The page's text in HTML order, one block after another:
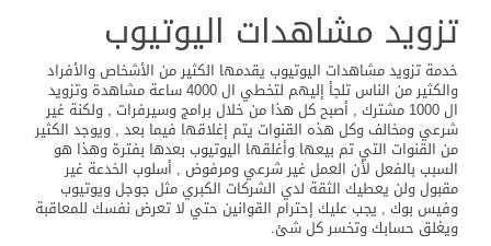
تزويد مشاهدات اليوتيوب
خدمة تزويد مشاهدات اليوتيوب يقدمها الكثير من الأشخاص والأفراد
والكثير من الناس تلجأ إليهم لتخطي ال 4000 ساعة مشاهدة وتزويد
ال 1000 مشترك , أصبح كل هذا من خلال برامج وسيرفرات , ولكنة غير
شرعي ومخالف وكل هذه القنوات يتم إغلاقها فيما بعد , ويوجد الكثير
من القنوات التي تم بيعها وأغلقها اليوتيوب بعدها بفترة وهذا هو
السبب بالفعل لأن العمل غير شرعي ومرفوض , أسلوب الخدعة غير
مقبول ولن يعطيك الثقة لدي الشركات الكبري مثل جوجل ويوتيوب
وفيس بوك , يجب عليك إحترام القوانين حتي لا تعرض نفسك للمعاقبة
ويغلق حسابك وتخسر كل شئ.